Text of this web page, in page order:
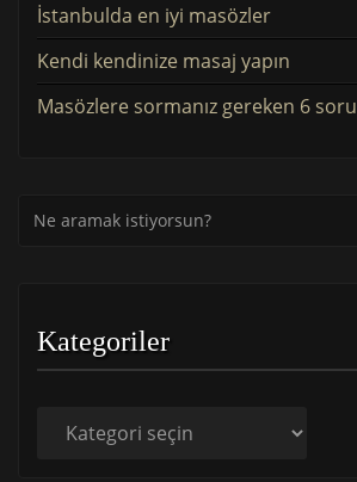
İstanbulda en iyi masözler
Kendi kendinize masaj yapın
Masözlere sormanız gereken 6 soru
Kategoriler